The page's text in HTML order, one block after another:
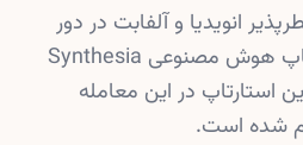
انویدیا و آلفابت در دور
جدید تامین مالی استارتاپ هوش مصنوعی Synthesia
استارتاپ در این معامله